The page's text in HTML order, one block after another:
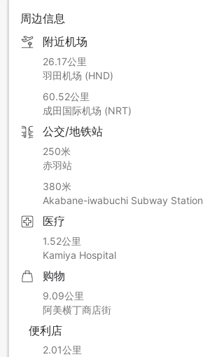
周边信息
附近机场
26.17公里
羽田机场 (HND)
60.52公里
成田国际机场 (NRT)
公交/地铁站
250米
赤羽站
380米
Akabane-iwabuchi Subway Station
医疗
1.52公里
Kamiya Hospital
购物
9.09公里
阿美横丁商店街
便利店
2.01公里